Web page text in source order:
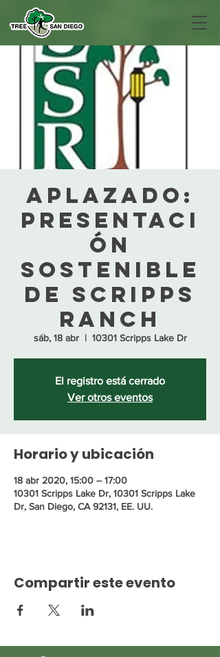
APLAZADO:
Presentaci
ón
sostenible
de Scripps
Ranch
sáb, 18 abr
  |
10301 Scripps Lake Dr
El registro está cerrado
Ver otros eventos
Horario y ubicación
18 abr 2020, 15:00 – 17:00
10301 Scripps Lake Dr, 10301 Scripps Lake
Dr, San Diego, CA 92131, EE. UU.
Compartir este evento